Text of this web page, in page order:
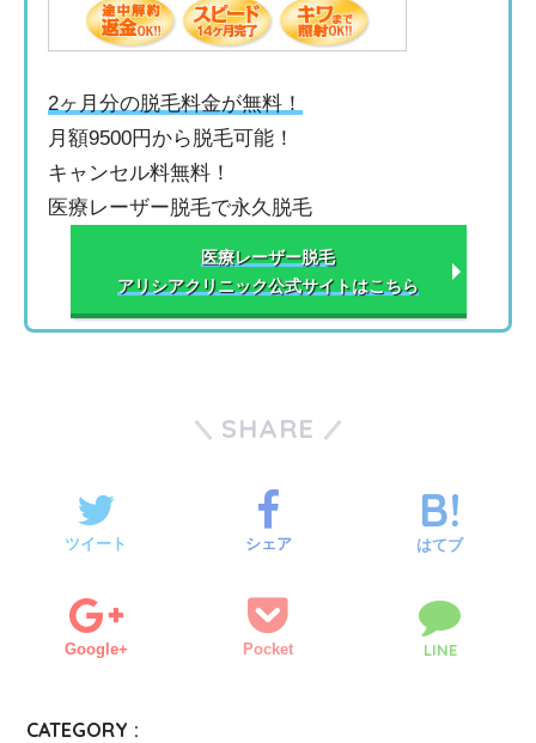
2ヶ月分の脱毛料金が無料！
月額9500円から脱毛可能！
キャンセル料無料！
医療レーザー脱毛で永久脱毛
医療レーザー脱毛
アリシアクリニック公式サイトはこちら
SHARE
ツイート シェア はてブ
Google+ Pocket LINE
CATEGORY :